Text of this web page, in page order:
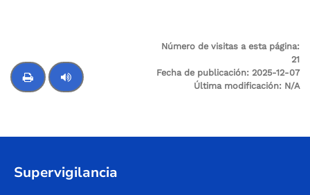
Número de visitas a esta página:
21
Fecha de publicación: 2025-12-07
Última modificación: N/A
Supervigilancia